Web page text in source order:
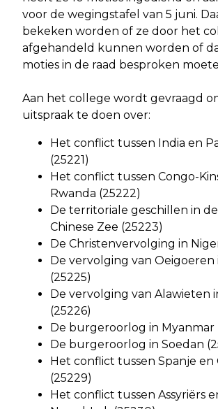
voor de wegingstafel van 5 juni.
bekeken worden of ze door het
afgehandeld kunnen worden of
moties in de raad besproken
Aan het college wordt gevraagd
uitspraak te doen over:
Het conflict tussen India en
(25221)
Het conflict tussen Congo-
Rwanda (25222)
De territoriale geschillen in
Chinese Zee (25223)
De Christenvervolging in
De vervolging van Oeigoeren
(25225)
De vervolging van Alawieten
(25226)
De burgeroorlog in Myanmar
De burgeroorlog in Soedan
Het conflict tussen Spanje en
(25229)
Het conflict tussen Assyriërs